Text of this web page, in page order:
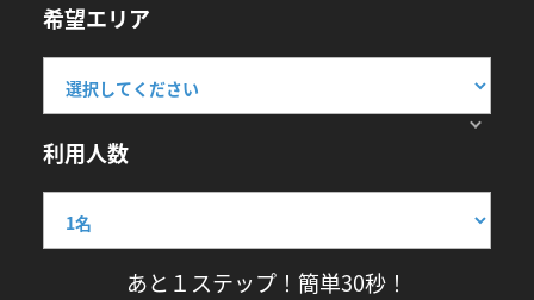
希望エリア
利用人数
あと１ステップ！簡単30秒！